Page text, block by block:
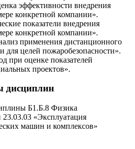
эффективности внедрения
конкретной компании».
показатели внедрения
конкретной компании».
применения дистанционного
для целей пожаробезопасности».
при оценке показателей
проектов».
дисциплин
Б1.Б.8 Физика
«Эксплуатация
машин и комплексов»